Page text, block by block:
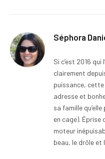
Séphora
Si c’est 2016 qui
clairement
puissance,
adresse et
sa famille
en cage). Éprise
moteur
beau, le drôle et